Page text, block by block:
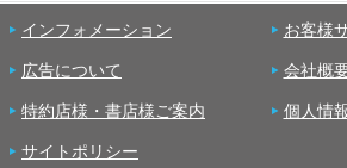
インフォメーション お客様
広告について 会社概
特約店様・書店様ご案内 個人情
サイトポリシー